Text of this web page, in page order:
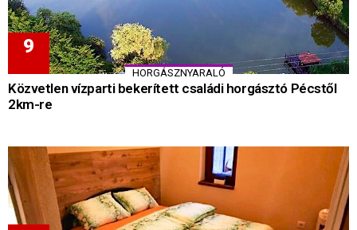
HORGÁSZNYARALÓ
Közvetlen vízparti bekerített családi horgásztó Pécstől
2km-re